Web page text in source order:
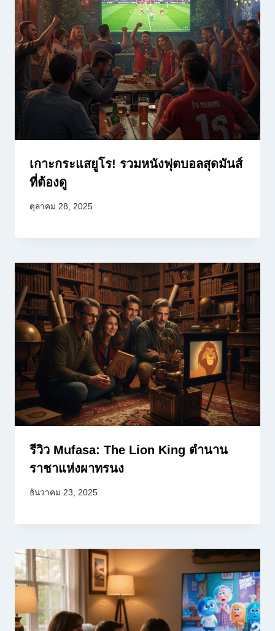
เกาะกระแสยูโร! รวมหนังฟุตบอลสุดมันส์
ที่ต้องดู
ตุลาคม 28, 2025
รีวิว Mufasa: The Lion King ตำนาน
ราชาแห่งผาทรนง
ธันวาคม 23, 2025